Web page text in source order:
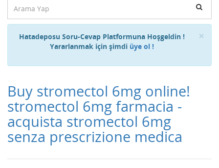
×
Hatadeposu Soru-Cevap Platformuna Hoşgeldin !
Yararlanmak için şimdi üye ol !
Buy stromectol 6mg online!
stromectol 6mg farmacia -
acquista stromectol 6mg
senza prescrizione medica